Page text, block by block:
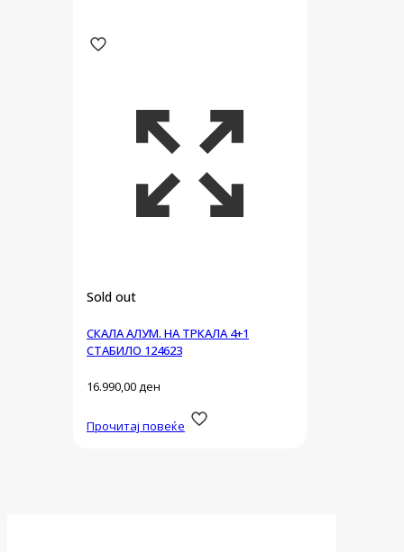
Sold out
СКАЛА АЛУМ. НА ТРКАЛА 4+1
СТАБИЛО 124623
16.990,00ден
Прочитај повеќе